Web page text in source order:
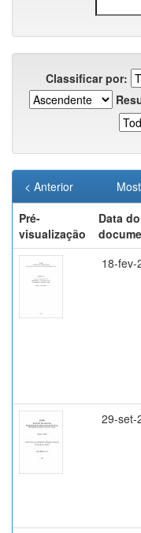
Classificar por:
< Anterior
Pré-
visualização
Data do
18-fev-
29-set-